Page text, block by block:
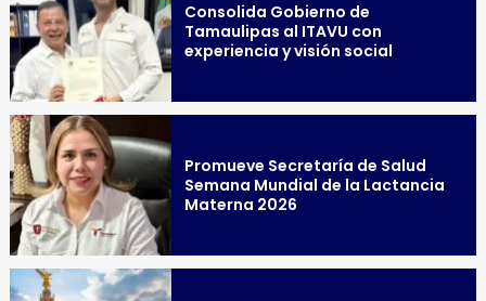
Consolida Gobierno de
Tamaulipas al ITAVU con
experiencia y visión social
Promueve Secretaría de Salud
Semana Mundial de la Lactancia
Materna 2026